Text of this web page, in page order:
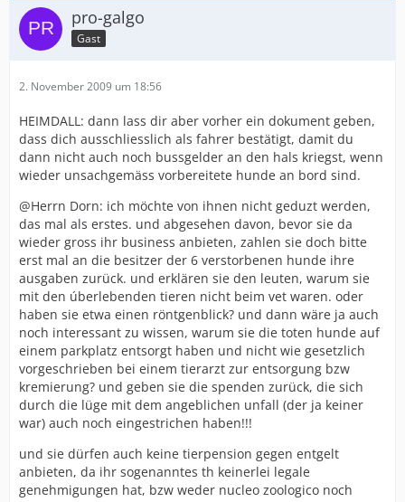
pro-galgo
Gast
2. November 2009 um 18:56
HEIMDALL: dann lass dir aber vorher ein dokument geben,
dass dich ausschliesslich als fahrer bestätigt, damit du
dann nicht auch noch bussgelder an den hals kriegst, wenn
wieder unsachgemäss vorbereitete hunde an bord sind.
@Herrn Dorn: ich möchte von ihnen nicht geduzt werden,
das mal als erstes. und abgesehen davon, bevor sie da
wieder gross ihr business anbieten, zahlen sie doch bitte
erst mal an die besitzer der 6 verstorbenen hunde ihre
ausgaben zurück. und erklären sie den leuten, warum sie
mit den úberlebenden tieren nicht beim vet waren. oder
haben sie etwa einen röntgenblick? und dann wäre ja auch
noch interessant zu wissen, warum sie die toten hunde auf
einem parkplatz entsorgt haben und nicht wie gesetzlich
vorgeschrieben bei einem tierarzt zur entsorgung bzw
kremierung? und geben sie die spenden zurück, die sich
durch die lüge mit dem angeblichen unfall (der ja keiner
war) auch noch eingestrichen haben!!!
und sie dürfen auch keine tierpension gegen entgelt
anbieten, da ihr sogenanntes th keinerlei legale
genehmigungen hat, bzw weder nucleo zoologico noch